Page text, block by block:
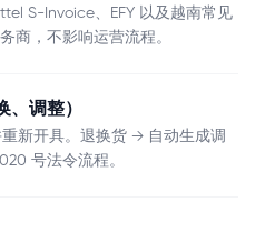
S-Invoice、EFY 以及越南常见
商，不影响运营流程。
调整）
新开具。退换货 → 自动生成调
号法令流程。